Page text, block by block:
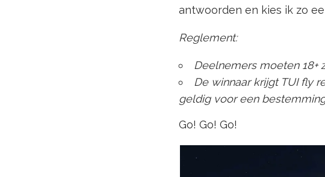
antwoorden en kies ik zo
Reglement:
Deelnemers moeten 18+
De winnaar krijgt TUI fly
geldig voor een
Go! Go! Go!